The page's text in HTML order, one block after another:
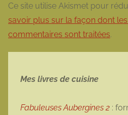
Ce site utilise Akismet pour
savoir plus sur la façon dont
commentaires sont traitées.
Mes livres de cuisine
Fabuleuses Aubergines 2 :